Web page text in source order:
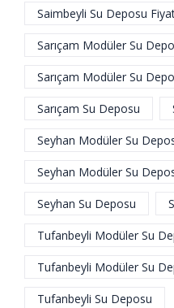
Saimbeyli Su Deposu
Sarıçam Modüler Su
Sarıçam Modüler Su
Sarıçam Su Deposu
Seyhan Modüler Su
Seyhan Modüler Su
Seyhan Su Deposu
Tufanbeyli Modüler Su
Tufanbeyli Modüler Su
Tufanbeyli Su Deposu